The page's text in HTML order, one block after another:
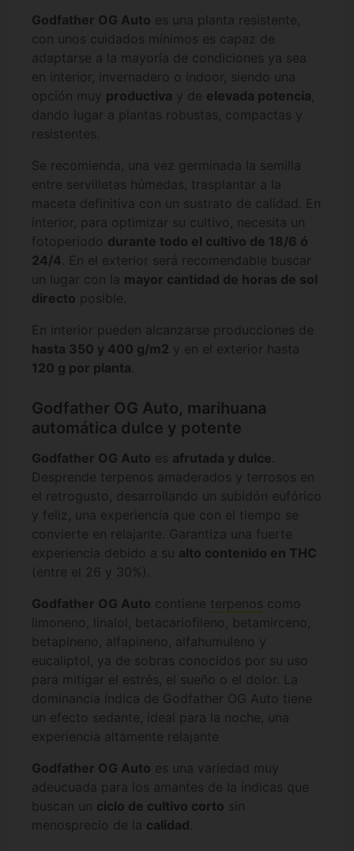
Godfather OG Auto es una planta resistente,
con unos cuidados mínimos es capaz de
adaptarse a la mayoría de condiciones ya sea
en interior, invernadero o indoor, siendo una
opción muy productiva y de elevada potencia,
dando lugar a plantas robustas, compactas y
resistentes.
Se recomienda, una vez germinada la semilla
entre servilletas húmedas, trasplantar a la
maceta definitiva con un sustrato de calidad. En
interior, para optimizar su cultivo, necesita un
fotoperiodo durante todo el cultivo de 18/6 ó
24/4. En el exterior será recomendable buscar
un lugar con la mayor cantidad de horas de sol
directo posible.
En interior pueden alcanzarse producciones de
hasta 350 y 400 g/m2 y en el exterior hasta
120 g por planta.
Godfather OG Auto, marihuana
automática dulce y potente
Godfather OG Auto es afrutada y dulce.
Desprende terpenos amaderados y terrosos en
el retrogusto, desarrollando un subidón eufórico
y feliz, una experiencia que con el tiempo se
convierte en relajante. Garantiza una fuerte
experiencia debido a su alto contenido en THC
(entre el 26 y 30%).
Godfather OG Auto contiene terpenos como
limoneno, linalol, betacariofileno, betamirceno,
betapineno, alfapineno, alfahumuleno y
eucaliptol, ya de sobras conocidos por su uso
para mitigar el estrés, el sueño o el dolor. La
dominancia índica de Godfather OG Auto tiene
un efecto sedante, ideal para la noche, una
experiencia altamente relajante
Godfather OG Auto es una variedad muy
adeucuada para los amantes de la índicas que
buscan un ciclo de cultivo corto sin
menosprecio de la calidad.